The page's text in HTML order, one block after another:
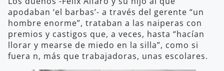
apodaban ‘el barbas’- a través del gerente “un
hombre enorme”, trataban a las naiperas con
premios y castigos que, a veces, hasta “hacían
llorar y mearse de miedo en la silla”, como si
fuera n, más que trabajadoras, unas escolares.